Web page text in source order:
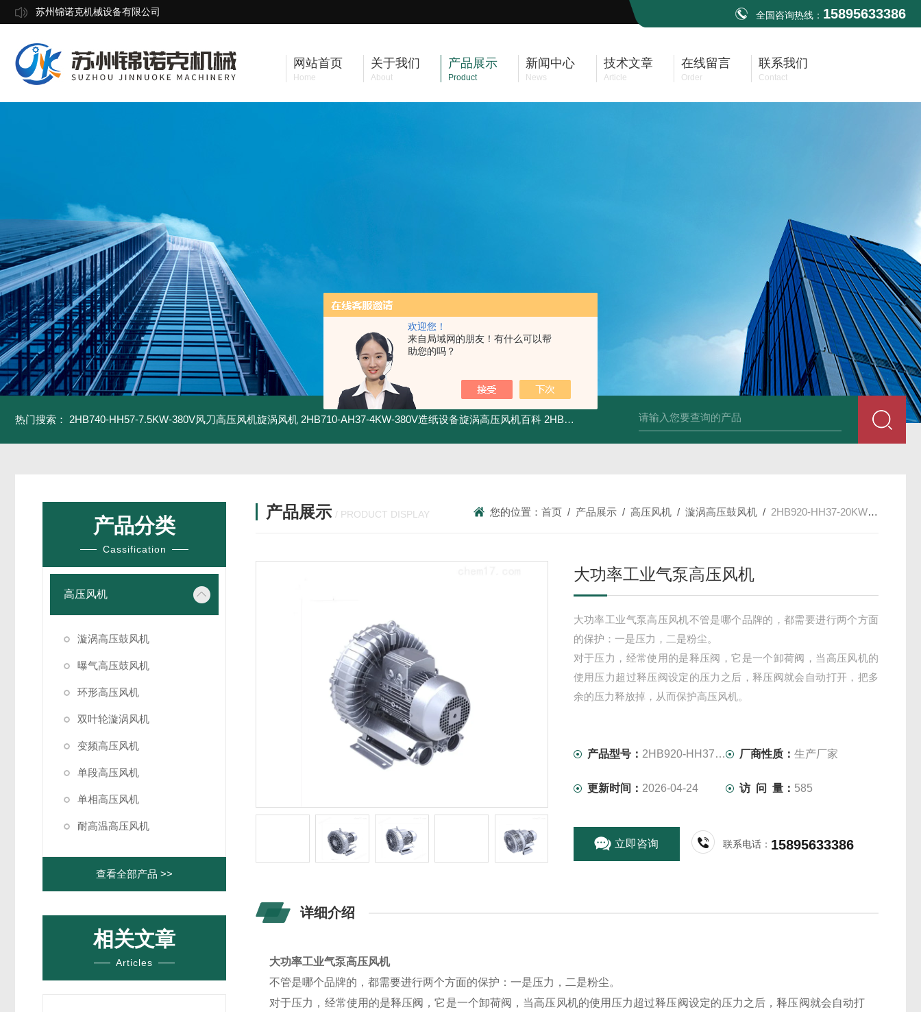
欢迎您！
来自局域网的朋友！有什么可以帮
助您的吗？
苏州锦诺克机械设备有限公司 全国咨询热线： 15895633386
网站首页
Home
关于我们
About
产品展示
Product
新闻中心
News
技术文章
Article
在线留言
Order
联系我们
Contact
热门搜索： 2HB740-HH57-7.5KW-380V风刀高压风机旋涡风机 2HB710-AH37-4KW-380V造纸设备旋涡高压风机百科 2HB820-HH27-7.5KW-380V强力吸尘高压风机旋涡风机 2HB930-AH07-8.5KW-
产品分类
Cassification
高压风机
漩涡高压鼓风机
曝气高压鼓风机
环形高压风机
双叶轮漩涡风机
变频高压风机
单段高压风机
单相高压风机
耐高温高压风机
查看全部产品 >>
相关文章
Articles
产品展示 / PRODUCT DISPLAY 您的位置：首页 / 产品展示 /高压风机 /漩涡高压鼓风机 / 2HB920-HH37-20KW-380V大功率工业气泵高压风机
大功率工业气泵高压风机
大功率工业气泵高压风机不管是哪个品牌的，都需要进行两个方面
的保护：一是压力，二是粉尘。
对于压力，经常使用的是释压阀，它是一个卸荷阀，当高压风机的
使用压力超过释压阀设定的压力之后，释压阀就会自动打开，把多
余的压力释放掉，从而保护高压风机。
产品型号： 2HB920-HH37-20KW-380V 厂商性质：生产厂家
更新时间： 2026-04-24 访 问 量： 585
立即咨询 联系电话： 15895633386
详细介绍
大功率工业气泵高压风机
不管是哪个品牌的，都需要进行两个方面的保护：一是压力，二是粉尘。
对于压力，经常使用的是释压阀，它是一个卸荷阀，当高压风机的使用压力超过释压阀设定的压力之后，释压阀就会自动打